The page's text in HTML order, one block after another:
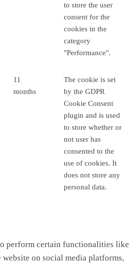
to store the user
consent for the
cookies in the
category
"Performance".
11
months
The cookie is set
by the GDPR
Cookie Consent
plugin and is used
to store whether or
not user has
consented to the
use of cookies. It
does not store any
personal data.
perform certain functionalities like
on social media platforms,